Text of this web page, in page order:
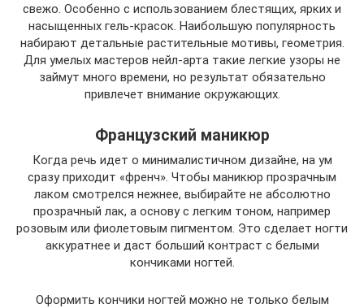
свежо. Особенно с использованием блестящих, ярких и
насыщенных гель-красок. Наибольшую популярность
набирают детальные растительные мотивы, геометрия.
Для умелых мастеров нейл-арта такие легкие узоры не
займут много времени, но результат обязательно
привлечет внимание окружающих.
Французский маникюр
Когда речь идет о минималистичном дизайне, на ум
сразу приходит «френч». Чтобы маникюр прозрачным
лаком смотрелся нежнее, выбирайте не абсолютно
прозрачный лак, а основу с легким тоном, например
розовым или фиолетовым пигментом. Это сделает ногти
аккуратнее и даст больший контраст с белыми
кончиками ногтей.
Оформить кончики ногтей можно не только белым